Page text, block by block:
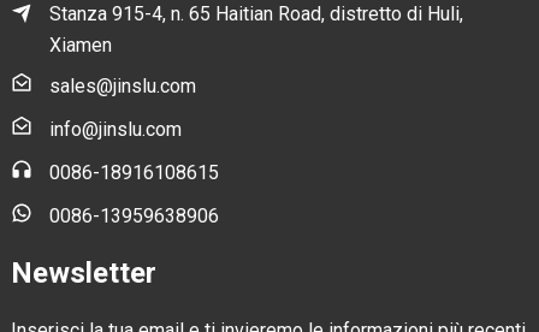
Stanza 915-4, n. 65 Haitian Road, distretto di Huli,
Xiamen
sales@jinslu.com
info@jinslu.com
0086-18916108615
0086-13959638906
Newsletter